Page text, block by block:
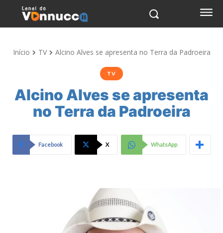
Início TV Alcino Alves se apresenta no Terra da Padroeira
TV
Alcino Alves se apresenta
no Terra da Padroeira
Facebook X WhatsApp